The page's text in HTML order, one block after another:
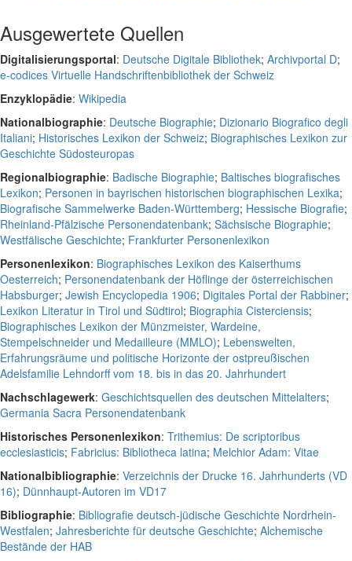
Ausgewertete Quellen
Digitalisierungsportal: Deutsche Digitale Bibliothek; Archivportal D;
e-codices Virtuelle Handschriftenbibliothek der Schweiz
Enzyklopädie: Wikipedia
Nationalbiographie: Deutsche Biographie; Dizionario Biografico degli
Italiani; Historisches Lexikon der Schweiz; Biographisches Lexikon zur
Geschichte Südosteuropas
Regionalbiographie: Badische Biographie; Baltisches biografisches
Lexikon; Personen in bayrischen historischen biographischen Lexika;
Biografische Sammelwerke Baden-Württemberg; Hessische Biografie;
Rheinland-Pfälzische Personendatenbank; Sächsische Biographie;
Westfälische Geschichte; Frankfurter Personenlexikon
Personenlexikon: Biographisches Lexikon des Kaiserthums
Oesterreich; Personendatenbank der Höflinge der österreichischen
Habsburger; Jewish Encyclopedia 1906; Digitales Portal der Rabbiner;
Lexikon Literatur in Tirol und Südtirol; Biographia Cisterciensis;
Biographisches Lexikon der Münzmeister, Wardeine,
Stempelschneider und Medailleure (MMLO); Lebenswelten,
Erfahrungsräume und politische Horizonte der ostpreußischen
Adelsfamilie Lehndorff vom 18. bis in das 20. Jahrhundert
Nachschlagewerk: Geschichtsquellen des deutschen Mittelalters;
Germania Sacra Personendatenbank
Historisches Personenlexikon: Trithemius: De scriptoribus
ecclesiasticis; Fabricius: Bibliotheca latina; Melchior Adam: Vitae
Nationalbibliographie: Verzeichnis der Drucke 16. Jahrhunderts (VD
16); Dünnhaupt-Autoren im VD17
Bibliographie: Bibliografie deutsch-jüdische Geschichte Nordrhein-
Westfalen; Jahresberichte für deutsche Geschichte; Alchemische
Bestände der HAB